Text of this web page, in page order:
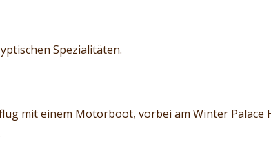
Spezialitäten.
mit einem Motorboot, vorbei am Winter Palace